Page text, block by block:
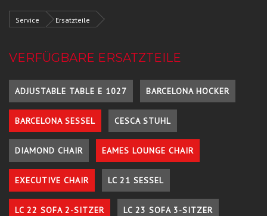
Service Ersatzteile
VERFÜGBARE ERSATZTEILE
ADJUSTABLE TABLE E 1027 BARCELONA HOCKER
BARCELONA SESSEL CESCA STUHL
DIAMOND CHAIR EAMES LOUNGE CHAIR
EXECUTIVE CHAIR LC 21 SESSEL
LC 22 SOFA 2-SITZER LC 23 SOFA 3-SITZER